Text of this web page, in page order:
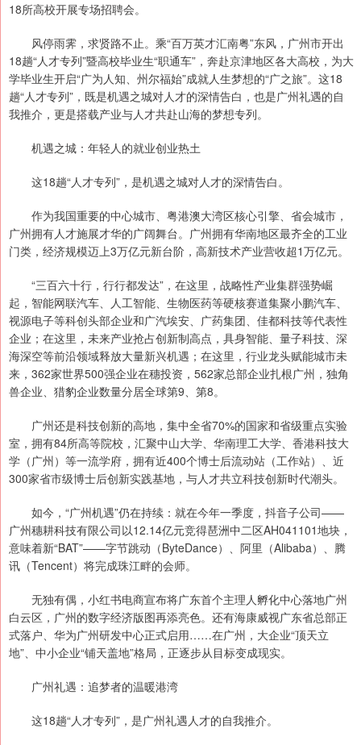
18所高校开展专场招聘会。
风停雨霁，求贤路不止。乘“百万英才汇南粤”东风，广州市开出
18趟“人才专列”暨高校毕业生“职通车”，奔赴京津地区各大高校，为大
学毕业生开启“广为人知、州尔福始”成就人生梦想的“广之旅”。这18
趟“人才专列”，既是机遇之城对人才的深情告白，也是广州礼遇的自
我推介，更是搭载产业与人才共赴山海的梦想专列。
机遇之城：年轻人的就业创业热土
这18趟“人才专列”，是机遇之城对人才的深情告白。
作为我国重要的中心城市、粤港澳大湾区核心引擎、省会城市，
广州拥有人才施展才华的广阔舞台。广州拥有华南地区最齐全的工业
门类，经济规模迈上3万亿元新台阶，高新技术产业营收超1万亿元。
“三百六十行，行行都发达”，在这里，战略性产业集群强势崛
起，智能网联汽车、人工智能、生物医药等硬核赛道集聚小鹏汽车、
视源电子等科创头部企业和广汽埃安、广药集团、佳都科技等代表性
企业；在这里，未来产业抢占创新制高点，具身智能、量子科技、深
海深空等前沿领域释放大量新兴机遇；在这里，行业龙头赋能城市未
来，362家世界500强企业在穗投资，562家总部企业扎根广州，独角
兽企业、猎豹企业数量分居全球第9、第8。
广州还是科技创新的高地，集中全省70%的国家和省级重点实验
室，拥有84所高等院校，汇聚中山大学、华南理工大学、香港科技大
学（广州）等一流学府，拥有近400个博士后流动站（工作站）、近
300家省市级博士后创新实践基地，与人才共立科技创新时代潮头。
如今，“广州机遇”仍在持续：就在今年一季度，抖音子公司——
广州穗耕科技有限公司以12.14亿元竞得琶洲中二区AH041101地块，
意味着新“BAT”——字节跳动（ByteDance）、阿里（Alibaba）、腾
讯（Tencent）将完成珠江畔的会师。
无独有偶，小红书电商宣布将广东首个主理人孵化中心落地广州
白云区，广州的数字经济版图再添亮色。还有海康威视广东省总部正
式落户、华为广州研发中心正式启用……在广州，大企业“顶天立
地”、中小企业“铺天盖地”格局，正逐步从目标变成现实。
广州礼遇：追梦者的温暖港湾
这18趟“人才专列”，是广州礼遇人才的自我推介。